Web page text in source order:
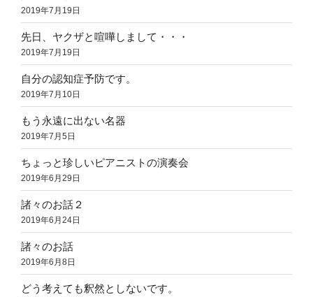
2019年7月19日
先日、ヤクザと喧嘩しまして・・・
2019年7月19日
自分の認知症予防です。
2019年7月10日
もう永遠に出ない名器
2019年7月5日
ちょっと珍しいピアニストの演奏会
2019年6月29日
諸々のお話２
2019年6月24日
諸々のお話
2019年6月8日
どう考えても釈然としないです。